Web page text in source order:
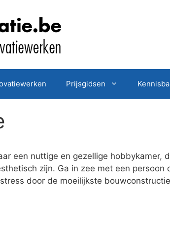
Prijsgidsen
een nuttige en gezellige hobbykamer,
zijn. Ga in zee met een
door de moeilijkste